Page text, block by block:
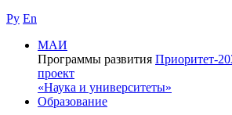
Ру En
МАИ
Программы развития Приоритет-
проект
«Наука и университеты»
Образование